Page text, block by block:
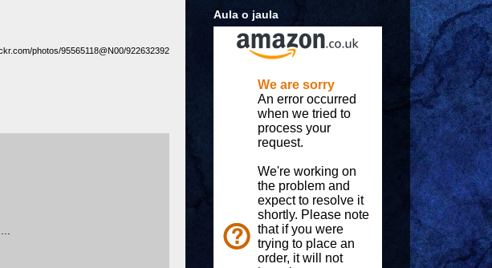
photos/95565118@N00/922632392
Aula o jaula